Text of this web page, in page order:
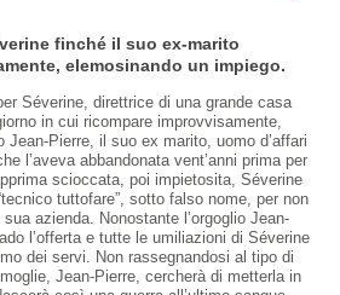
finché il suo ex-marito
elemosinando un impiego.
Séverine, direttrice di una grande casa
in cui ricompare improvvisamente,
Jean-Pierre, il suo ex marito, uomo d’affari
l’aveva abbandonata vent’anni prima per
scioccata, poi impietosita, Séverine
tuttofare”, sotto falso nome, per non
azienda. Nonostante l’orgoglio Jean-
l’offerta e tutte le umiliazioni di Séverine
dei servi. Non rassegnandosi al tipo di
Jean-Pierre, cercherà di metterla in